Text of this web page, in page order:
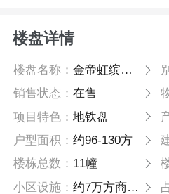
楼盘详情
楼盘名称：金帝虹缤之都
销售状态：在售
项目特色：地铁盘
户型面积：约96-130方
楼栋总数： 11幢
小区设施：约7万方商业MALL、高端酒店、写字楼